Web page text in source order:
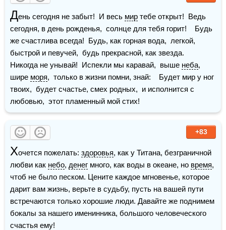
День сегодня не забыт!  И весь мир тебе открыт!  Ведь
сегодня, в день рожденья,  солнце для тебя горит!    Будь
же счастлива всегда!  Будь, как горная вода,  легкой,
быстрой и певучей,  будь прекрасной, как звезда.
Никогда не унывай!  Испекли мы каравай,  выше неба,
шире моря,  только в жизни помни, знай:    Будет мир у ног
твоих,  будет счастье, смех родных,  и исполнится с
любовью,  этот пламенный мой стих!
+83
Хочется пожелать: здоровья, как у Титана, безграничной
любви как небо, денег много, как воды в океане, но время,
чтоб не было песком. Цените каждое мгновенье, которое
дарит вам жизнь, верьте в судьбу, пусть на вашей пути
встречаются только хорошие люди. Давайте же поднимем
бокалы за нашего именинника, большого человеческого
счастья ему!